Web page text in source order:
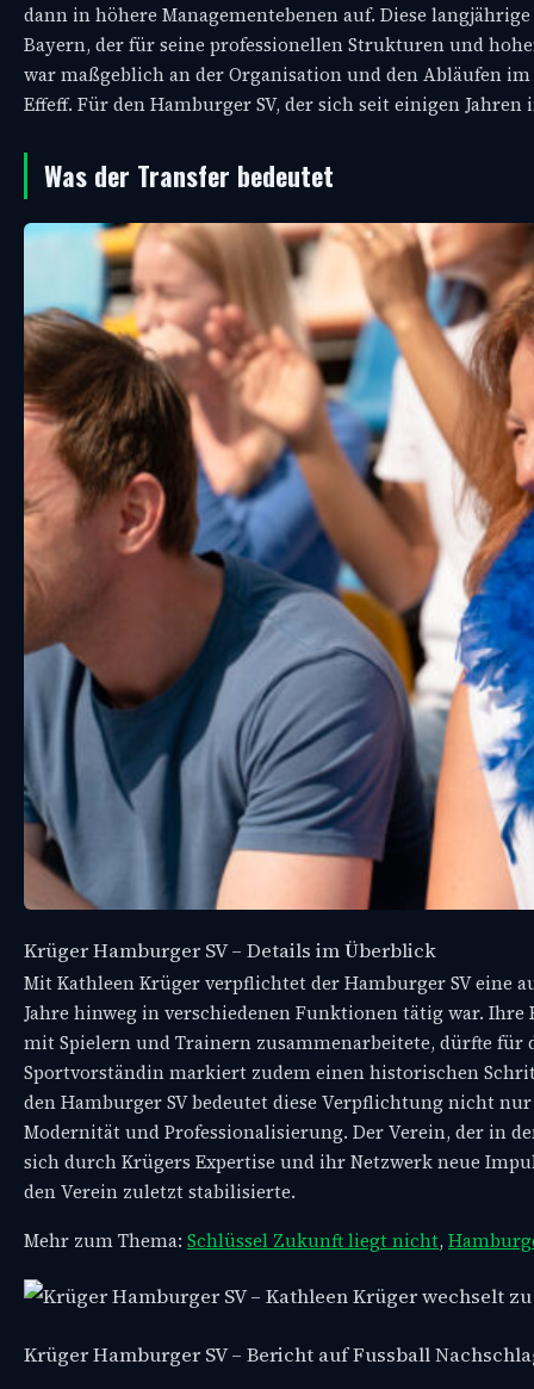
dann in höhere Managementebenen auf. Diese
Bayern, der für seine professionellen Strukturen und
war maßgeblich an der Organisation und den Abläufen
Effeff. Für den Hamburger SV, der sich seit einigen Jahren
Was der Transfer bedeutet
Krüger Hamburger SV – Details im Überblick
Mit Kathleen Krüger verpflichtet der Hamburger SV eine
Jahre hinweg in verschiedenen Funktionen tätig war.
mit Spielern und Trainern zusammenarbeitete, dürfte für
Sportvorständin markiert zudem einen historischen
den Hamburger SV bedeutet diese Verpflichtung nicht
Modernität und Professionalisierung. Der Verein, der in
sich durch Krügers Expertise und ihr Netzwerk neue
den Verein zuletzt stabilisierte.
Mehr zum Thema: Schlüssel Zukunft liegt nicht,
Krüger Hamburger SV – Bericht auf Fussball